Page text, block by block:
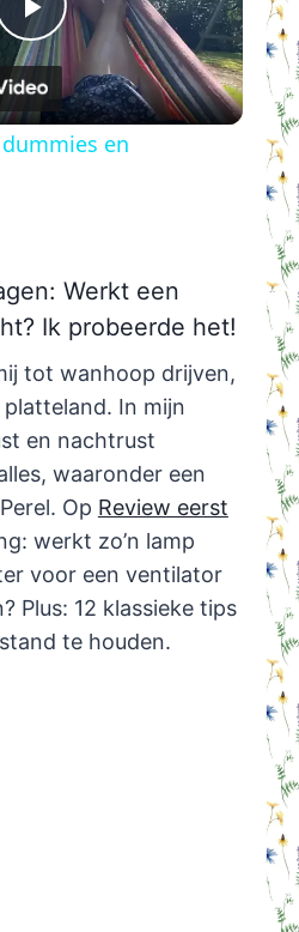
Play
Video
en
Werkt een
Ik probeerde het!
tot wanhoop drijven,
In mijn
en nachtrust
waaronder een
Op Review eerst
werkt zo’n lamp
voor een ventilator
Plus: 12 klassieke tips
te houden.